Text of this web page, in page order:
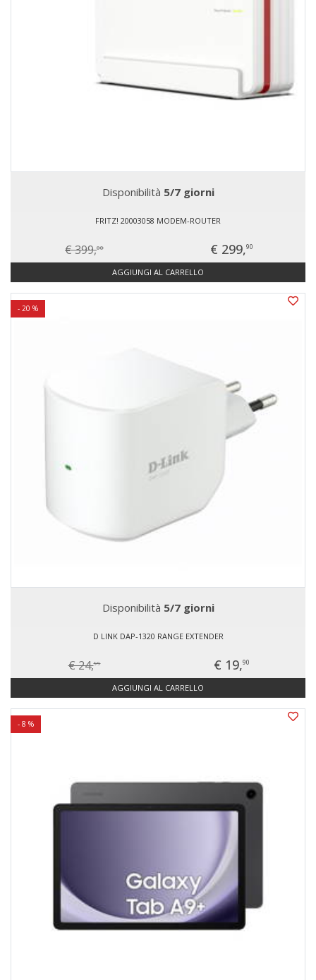
Disponibilità 5/7 giorni
FRITZ! 20003058 MODEM-ROUTER
€ 399,00 € 299,90
AGGIUNGI AL CARRELLO
- 20 %
Disponibilità 5/7 giorni
D LINK DAP-1320 RANGE EXTENDER
€ 24,99 € 19,90
AGGIUNGI AL CARRELLO
- 8 %